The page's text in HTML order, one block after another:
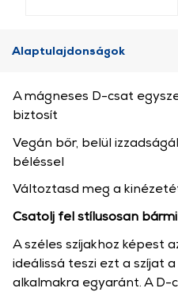
Alaptulajdonságok
A mágneses D-csat
biztosít
Vegán bőr, belül
béléssel
Változtasd meg a
Csatolj fel stílusosan
A széles szíjakhoz képest
ideálissá teszi ezt a szíjat
alkalmakra egyaránt. A D-